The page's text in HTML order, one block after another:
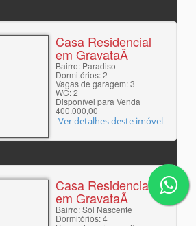
Casa Residencial
em GravataÃ­
Bairro: Paradiso
Dormitórios: 2
Vagas de garagem: 3
WC: 2
Disponível para Venda
400.000,00
Ver detalhes deste imóvel
Casa Residencial
em GravataÃ­
Bairro: Sol Nascente
Dormitórios: 4